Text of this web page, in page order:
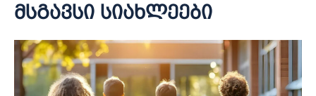
მსგავსი სიახლეები